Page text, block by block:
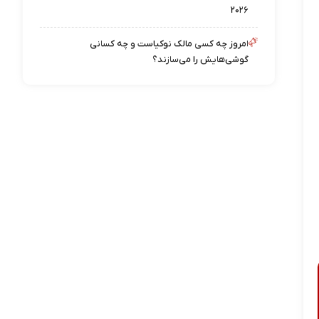
۲۰۲۶
امروز چه کسی مالک نوکیاست و چه کسانی
گوشی‌هایش را می‌سازند؟